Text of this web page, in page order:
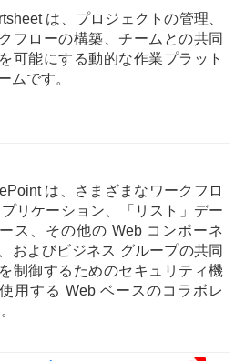
は、プロジェクトの管理、
フローの構築、チームとの共同
可能にする動的な作業プラット
ムです。
は、さまざまなワークフロ
リケーション、「リスト」デー
ス、その他の Web コンポーネ
およびビジネス グループの共同
制御するためのセキュリティ機
用する Web ベースのコラボレ